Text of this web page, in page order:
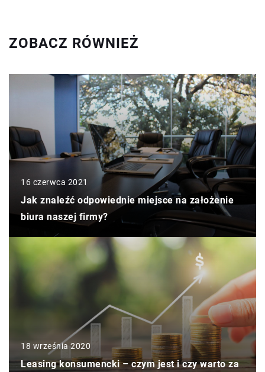
ZOBACZ RÓWNIEŻ
16 czerwca 2021
Jak znaleźć odpowiednie miejsce na założenie
biura naszej firmy?
18 września 2020
Leasing konsumencki – czym jest i czy warto za